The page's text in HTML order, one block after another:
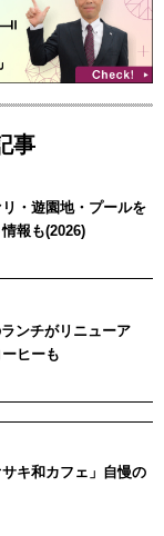
事
・遊園地・プールを
報も(2026)
ンチがリニューア
ヒーも
キ和カフェ」自慢の